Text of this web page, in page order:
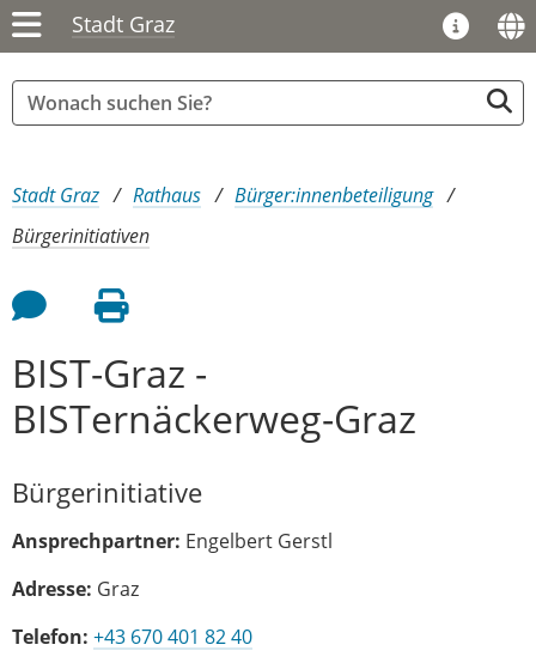
Stadt Graz
Sie sind hier:
Stadt Graz Rathaus
Bürger:innenbeteiligung
Bürgerinitiativen
Feedback an Autor
Seite drucken
BIST-Graz -
BISTernäckerweg-Graz
Bürgerinitiative
Ansprechpartner: Engelbert Gerstl
Adresse: Graz
Telefon: +43 670 401 82 40